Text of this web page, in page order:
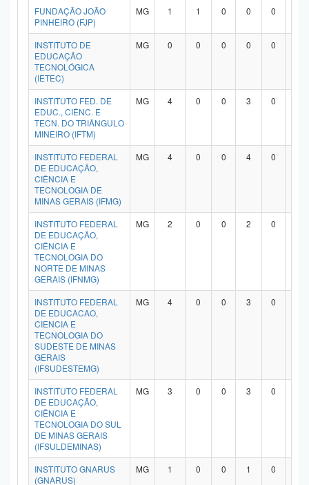
FUNDAÇÃO JOÃO
PINHEIRO (FJP)
MG 1 1 0 0 0
INSTITUTO DE
EDUCAÇÃO
TECNOLÓGICA
(IETEC)
MG 0 0 0 0 0
INSTITUTO FED. DE
EDUC., CIÊNC. E
TECN. DO TRIÂNGULO
MINEIRO (IFTM)
MG 4 0 0 3 0
INSTITUTO FEDERAL
DE EDUCAÇÃO,
CIÊNCIA E
TECNOLOGIA DE
MINAS GERAIS (IFMG)
MG 4 0 0 4 0
INSTITUTO FEDERAL
DE EDUCAÇÃO,
CIÊNCIA E
TECNOLOGIA DO
NORTE DE MINAS
GERAIS (IFNMG)
MG 2 0 0 2 0
INSTITUTO FEDERAL
DE EDUCACAO,
CIENCIA E
TECNOLOGIA DO
SUDESTE DE MINAS
GERAIS
(IFSUDESTEMG)
MG 4 0 0 3 0
INSTITUTO FEDERAL
DE EDUCAÇÃO,
CIÊNCIA E
TECNOLOGIA DO SUL
DE MINAS GERAIS
(IFSULDEMINAS)
MG 3 0 0 3 0
INSTITUTO GNARUS
(GNARUS)
MG 1 0 0 1 0